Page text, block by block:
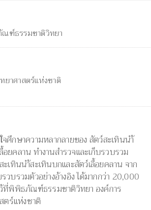
ฑ์ธรรมชาติวิทยา
าศาสตร์แห่งชาติ
ศึกษาความหลากลายของ สัตว์สะเทินนำ้
ยคลาน ทำงานสำรวจและเก็บรวบรวม
ะเทินนำ้สะเทินบกและสัตว์เลื้อยคลาน จาก
วบรวมตัวอย่างอ้างอิง ได้มากกว่า 20,000
ว้ที่พิพิธภัณฑ์ธรรมชาติวิทยา องค์การ
ร์แห่งชาติ